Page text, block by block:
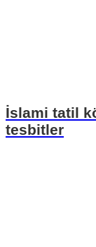
İslami tatil
tesbitler